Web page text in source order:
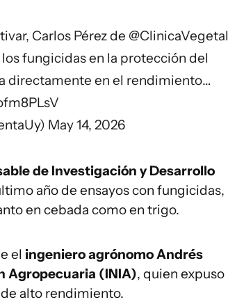
, Carlos Pérez de @ClinicaVegetal
fungicidas en la protección del
directamente en el rendimiento…
May 14, 2026
de Investigación y Desarrollo
año de ensayos con fungicidas,
en cebada como en trigo.
el ingeniero agrónomoAndrés
Agropecuaria (INIA), quien expuso
alto rendimiento.